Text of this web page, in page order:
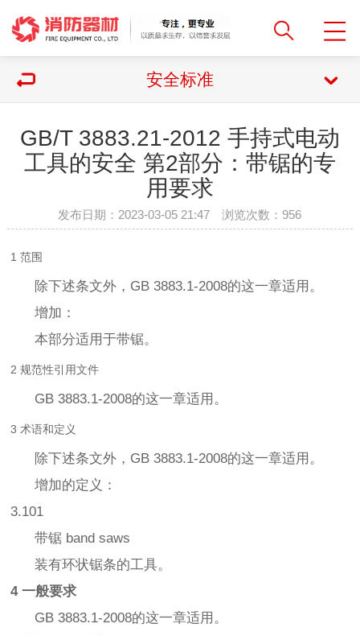
安全标准
GB/T 3883.21-2012 手持式电动
工具的安全 第2部分：带锯的专
用要求
发布日期：2023-03-05 21:47 浏览次数： 956
1 范围
除下述条文外，GB 3883.1-2008的这一章适用。
增加：
本部分适用于带锯。
2 规范性引用文件
GB 3883.1-2008的这一章适用。
3 术语和定义
除下述条文外，GB 3883.1-2008的这一章适用。
增加的定义：
3.101
带锯 band saws
装有环状锯条的工具。
4 一般要求
GB 3883.1-2008的这一章适用。